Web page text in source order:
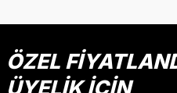
ÖZEL
ÜYELİK İÇİN